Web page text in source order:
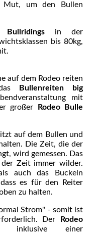
Mut, um den Bullen
Bullridings in der
bis 80kg,
auf dem Rodeo reiten
Bullenreiten big
mit
großer
Rodeo Bulle
auf dem Bullen und
Die Zeit, die der
wird gemessen. Das
Zeit immer wilder.
auch das Buckeln
es für den Reiter
zu halten.
Strom" - somit ist
Der
Rodeo
einer